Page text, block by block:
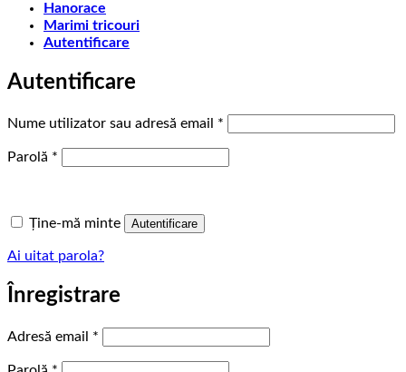
Hanorace
Marimi tricouri
Autentificare
Autentificare
Nume utilizator sau adresă email *
Parolă *
Ține-mă minte Autentificare
Ai uitat parola?
Înregistrare
Adresă email *